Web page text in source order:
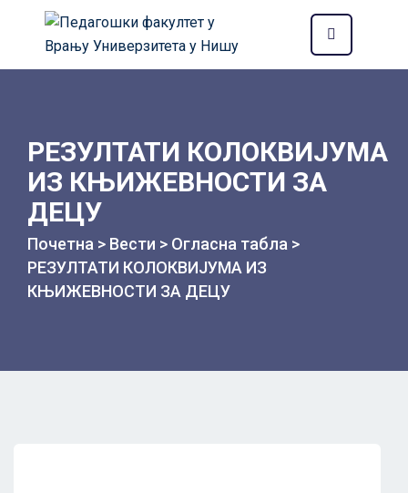
РЕЗУЛТАТИ КОЛОКВИЈУМА
ИЗ КЊИЖЕВНОСТИ ЗА
ДЕЦУ
Почетна > Вести > Огласна табла >
РЕЗУЛТАТИ КОЛОКВИЈУМА ИЗ
КЊИЖЕВНОСТИ ЗА ДЕЦУ